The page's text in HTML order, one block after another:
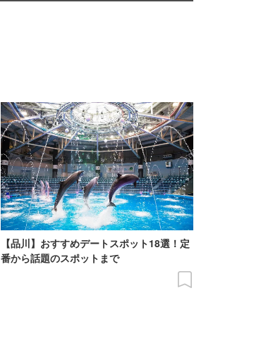
【品川】おすすめデートスポット18選！定
番から話題のスポットまで